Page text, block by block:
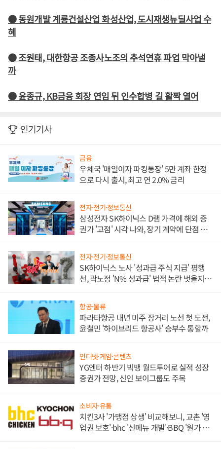
● 동원개발 계룡건설산업 화성산업, 도시재생뉴딜사업 수
혜
● 조원태, 대한항공 조종사노조의 추석연휴 파업 막아낼
까
● 윤종규, KB금융 회장 연임 뒤 인수합병 길 활짝 열어
인기기사
금융
우체국 '매일이자 파킹통장' 5만 계좌 한정
으로 다시 출시, 최고 연 2.0% 금리
전자·전기·정보통신
삼성전자 SK하이닉스 D램 가격에 해외 증
권가 '고점' 시각 나와, 장기 계약에 단점 부
전자·전기·정보통신
SK하이닉스 노사 '성과급 주식 지급' 평행
선, 곽노정 'N% 성과급' 법적 논란 벗을지 주
항공·물류
파라타항공 내년 미주 장거리 노선 첫 도전,
윤철민 '하이브리드 항공사' 승부수 통할까
인터넷·게임·콘텐츠
YG엔터 하반기 빅뱅 월드투어로 실적 성장
증권가 전망, 신인 보이그룹도 주목
소비자·유통
치킨3사 '가맹점 상생' 비교해보니, 교촌 '영
업권 보호'·bhc '신메뉴 개발'·BBQ '원가 부